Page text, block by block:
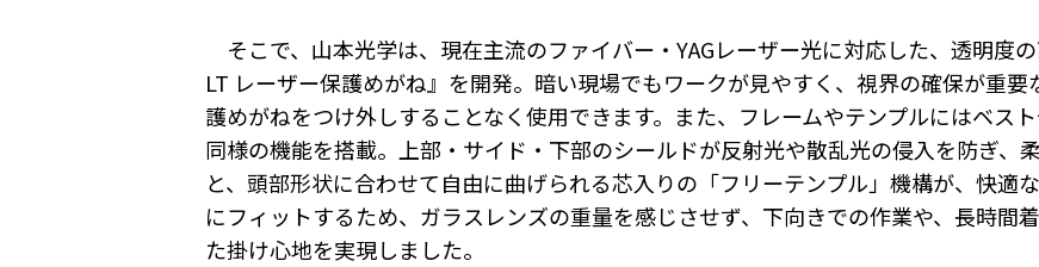
そこで、山本光学は、現在主流のファイバー・YAGレーザー光に対応した、透明度
LT レーザー保護めがね』を開発。暗い現場でもワークが見やすく、視界の確保が重
護めがねをつけ外しすることなく使用できます。また、フレームやテンプルにはベス
同様の機能を搭載。上部・サイド・下部のシールドが反射光や散乱光の侵入を防ぎ、
と、頭部形状に合わせて自由に曲げられる芯入りの「フリーテンプル」機構が、快適
にフィットするため、ガラスレンズの重量を感じさせず、下向きでの作業や、長時間
た掛け心地を実現しました。